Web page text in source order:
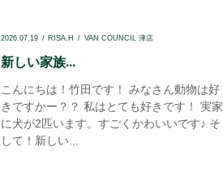
2026.07.19 RISA.H VAN COUNCIL 津店
新しい家族...
こんにちは！竹田です！ みなさん動物は好
きですかー？？ 私はとても好きです！ 実家
に犬が2匹います。すごくかわいいです♪ そ
して！新しい...